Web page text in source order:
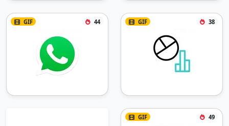
GIF 44 GIF 38
GIF 49